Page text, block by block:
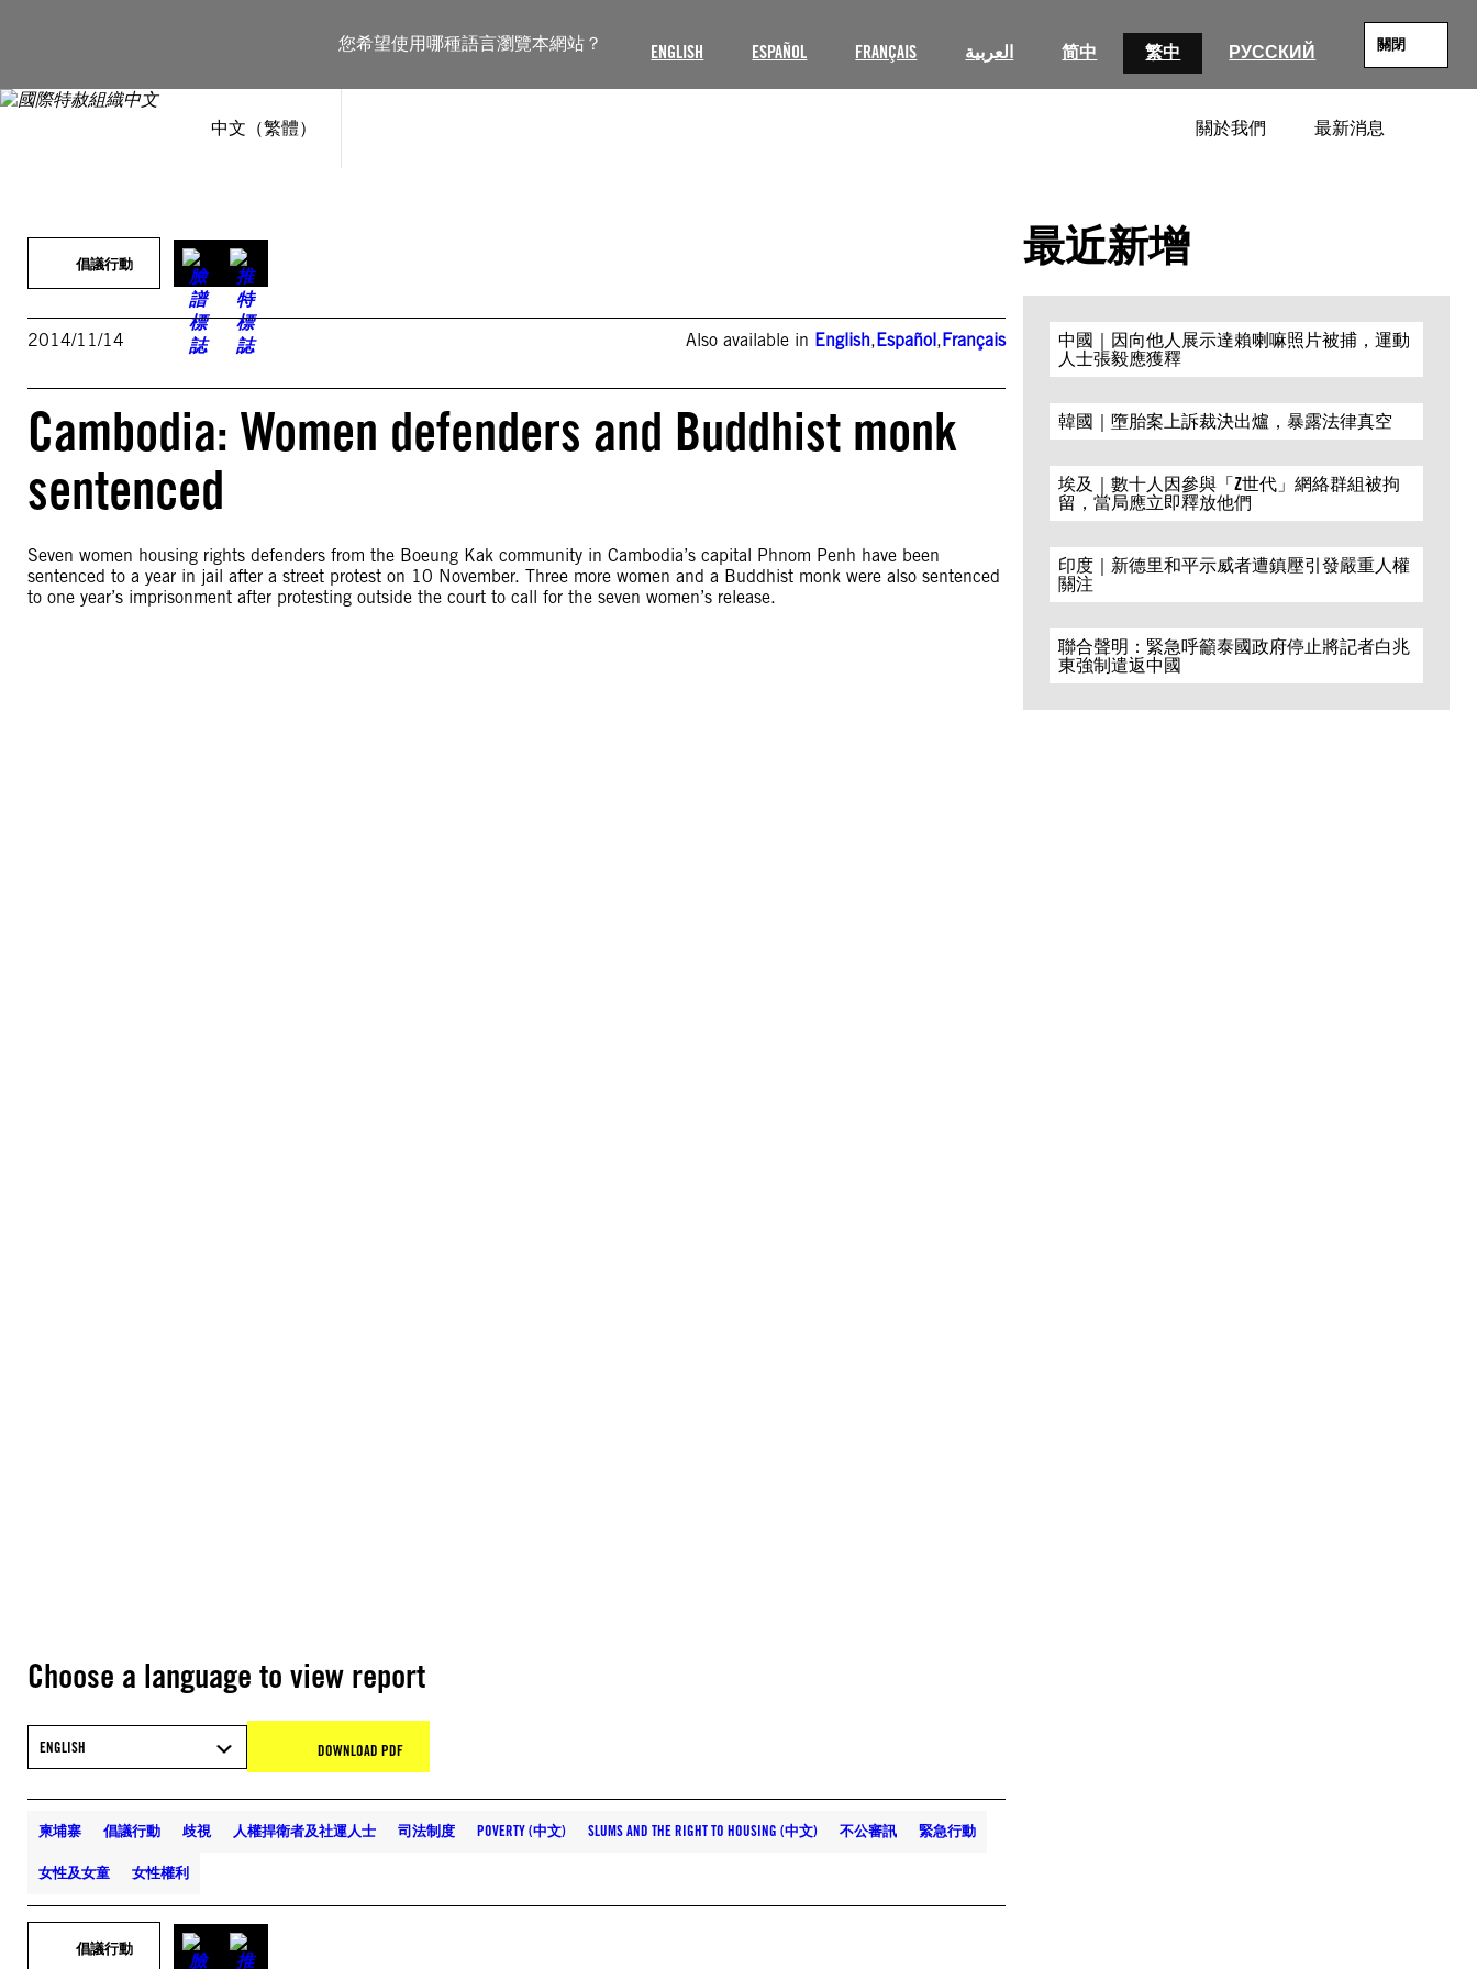
您希望使用哪種語言瀏覽本網站？ ENGLISH ESPAÑOL FRANÇAIS العربية 简中 繁中 РУССКИЙ 關閉
中文（繁體） 關於我們 最新消息
內
倡議行動
2014/11/14 Also available in English,Español,Français
Cambodia: Women defenders and Buddhist monk
sentenced
Seven women housing rights defenders from the Boeung Kak community in Cambodia’s capital Phnom Penh have been
sentenced to a year in jail after a street protest on 10 November. Three more women and a Buddhist monk were also sentenced
to one year’s imprisonment after protesting outside the court to call for the seven women’s release.
Choose a language to view report
ENGLISH DOWNLOAD PDF
柬埔寨 倡議行動 歧視 人權捍衛者及社運人士 司法制度 POVERTY (中文) SLUMS AND THE RIGHT TO HOUSING (中文) 不公審訊 緊急行動
女性及女童 女性權利
倡議行動
最近新增
中國｜因向他人展示達賴喇嘛照片被捕，運動
人士張毅應獲釋
韓國｜墮胎案上訴裁決出爐，暴露法律真空
埃及｜數十人因參與「Z世代」網絡群組被拘
留，當局應立即釋放他們
印度｜新德里和平示威者遭鎮壓引發嚴重人權
關注
聯合聲明：緊急呼籲泰國政府停止將記者白兆
東強制遣返中國